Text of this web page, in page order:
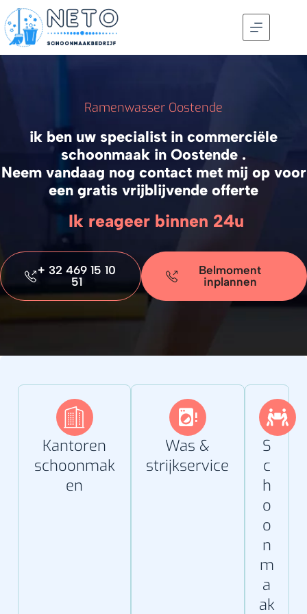
Ramenwasser Oostende
ik ben uw specialist in commerciële
schoonmaak in Oostende .
Neem vandaag nog contact met mij op voor
een gratis vrijblijvende offerte
Ik reageer binnen 24u
+ 32 469 15 10
51
Belmoment
inplannen
Kantoren
schoonmak
en
Was &
strijkservice
S
c
h
o
o
n
m
a
ak